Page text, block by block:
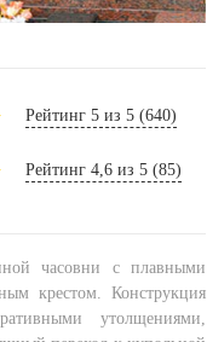
Рейтинг 5 из 5 (640)
Рейтинг 4,6 из 5 (85)
часовни с плавными
крестом. Конструкция
утолщениями,